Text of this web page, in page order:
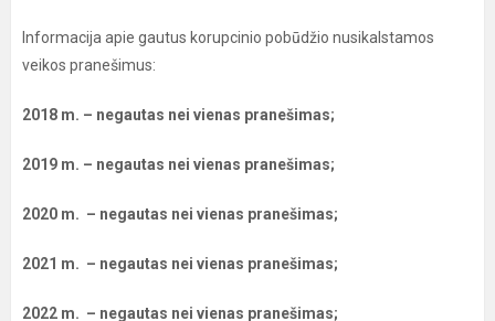
Informacija apie gautus korupcinio pobūdžio nusikalstamos
veikos pranešimus:
2018 m. – negautas nei vienas pranešimas;
2019 m. – negautas nei vienas pranešimas;
2020 m. – negautas nei vienas pranešimas;
2021 m. – negautas nei vienas pranešimas;
2022 m. – negautas nei vienas pranešimas;